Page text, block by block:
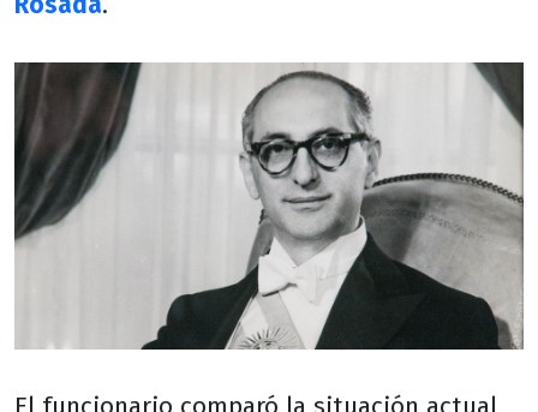
El funcionario comparó la situación actual